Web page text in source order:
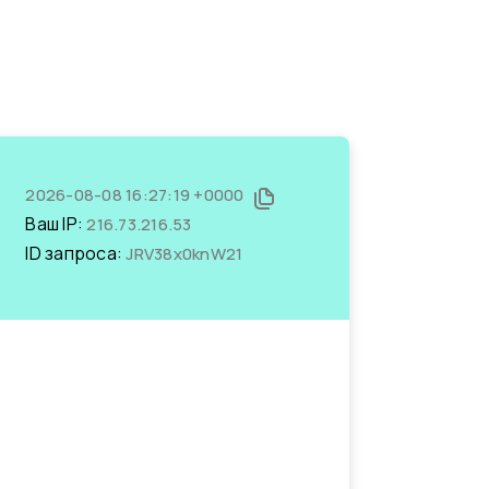
2026-08-08 16:27:19 +0000
Ваш IP:216.73.216.53
ID запроса:JRV38x0knW21